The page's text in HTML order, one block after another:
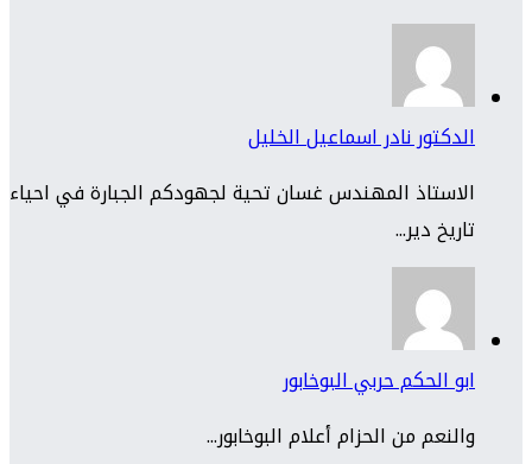
الدكتور نادر اسماعيل الخليل
الاستاذ المهندس غسان تحية لجهودكم الجبارة في احياء
تاريخ دير...
ابو الحكم حربي البوخابور
والنعم من الحزام أعلام البوخابور...